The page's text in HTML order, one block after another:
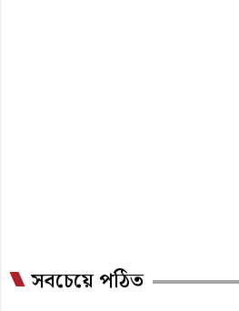
সবচেয়ে পঠিত